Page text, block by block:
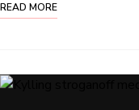
READ MORE